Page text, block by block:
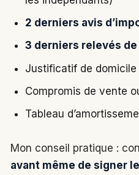
2 derniers avis
3 derniers relevés
Justificatif de
Compromis de vente
Tableau
Mon conseil pratique :
avant même de signer